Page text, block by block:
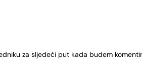
za sljedeći put kada budem